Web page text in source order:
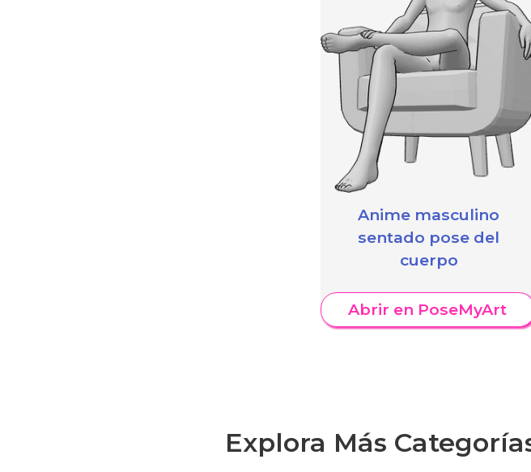
Anime masculino
sentado pose del
cuerpo
Abrir en PoseMyArt
Explora Más